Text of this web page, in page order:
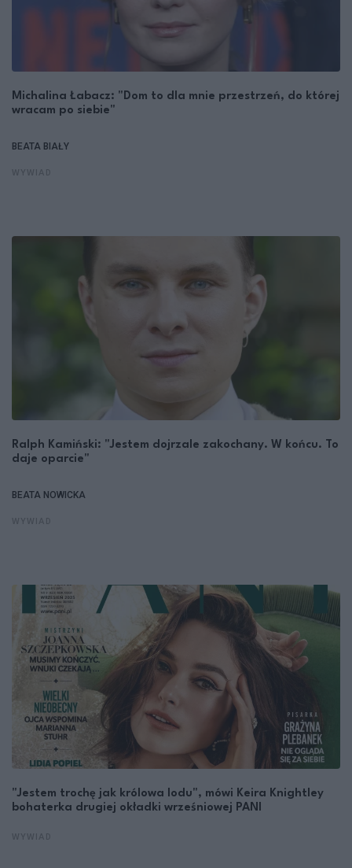
Michalina Łabacz: "Dom to dla mnie przestrzeń, do której
wracam po siebie"
BEATA BIAŁY
Ralph Kamiński: "Jestem dojrzale zakochany. W końcu. To
daje oparcie"
BEATA NOWICKA
"Jestem trochę jak królowa lodu", mówi Keira Knightley
bohaterka drugiej okładki wrześniowej PANI